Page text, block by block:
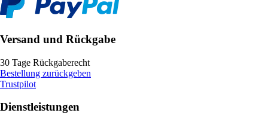
Versand und Rückgabe
30 Tage Rückgaberecht
Bestellung zurückgeben
Trustpilot
Dienstleistungen